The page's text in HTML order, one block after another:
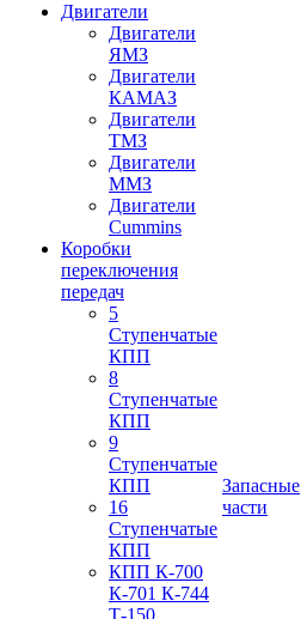
Двигатели
Двигатели
ЯМЗ
Двигатели
КАМАЗ
Двигатели
ТМЗ
Двигатели
ММЗ
Двигатели
Cummins
Коробки
переключения
передач
5
Ступенчатые
КПП
8
Ступенчатые
КПП
9
Ступенчатые
КПП
16
Ступенчатые
КПП
КПП К-700
К-701 К-744
Т-150
Запасные
части